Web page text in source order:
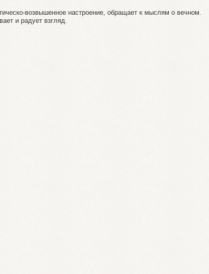
возвышенное настроение, обращает к мыслям о вечном.
и радует взгляд.